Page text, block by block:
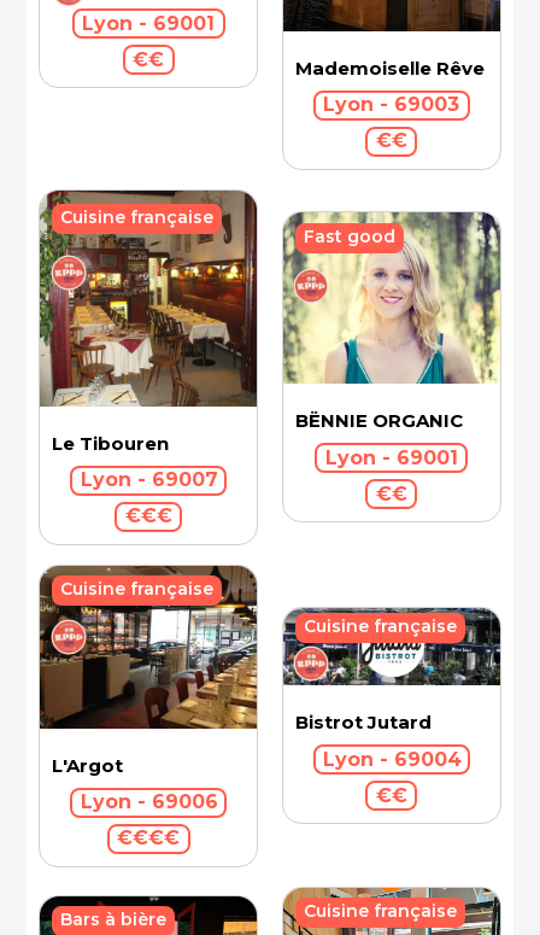
Lyon - 69001
€€
Mademoiselle Rêve
Lyon - 69003
€€
Le Tibouren
Lyon - 69007
€€€
Cuisine française
BËNNIE ORGANIC
Lyon - 69001
€€
Fast good
L'Argot
Lyon - 69006
€€€€
Cuisine française
Bistrot Jutard
Lyon - 69004
€€
Cuisine française
Bars à bière Cuisine française